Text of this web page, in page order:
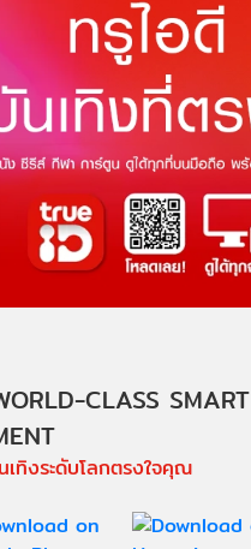
CLASS SMART
ทิงระดับโลกตรงใจคุณ